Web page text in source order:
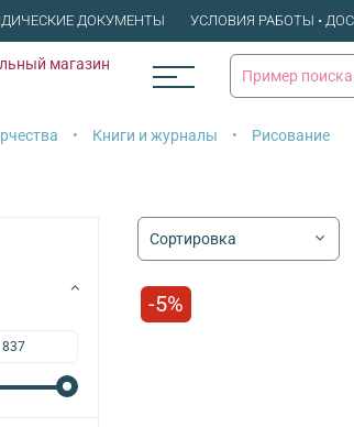
ДОКУМЕНТЫ УСЛОВИЯ РАБОТЫ •
Книги и журналы Рисование
-5%